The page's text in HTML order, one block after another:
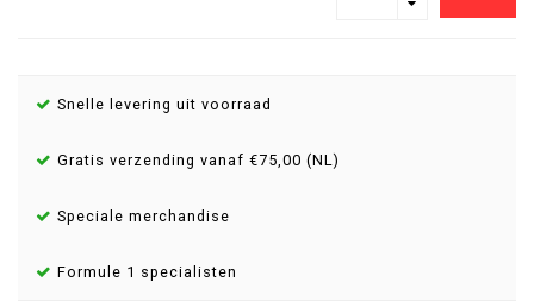
Snelle levering uit voorraad
Gratis verzending vanaf €75,00 (NL)
Speciale merchandise
Formule 1 specialisten